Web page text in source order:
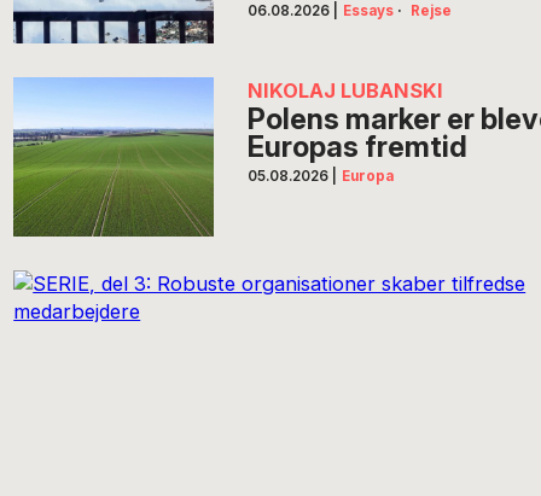
06.08.2026 Essays · Rejse
NIKOLAJ LUBANSKI
Polens marker er
Europas fremtid
05.08.2026 Europa